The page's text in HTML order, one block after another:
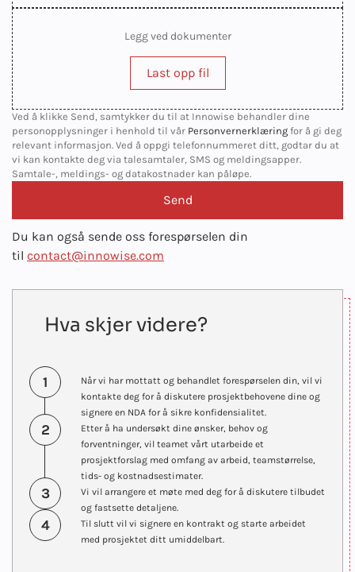
Legg ved dokumenter
Last opp fil
Ved å klikke Send, samtykker du til at Innowise behandler dine
personopplysninger i henhold til vår Personvernerklæring for å gi deg
relevant informasjon. Ved å oppgi telefonnummeret ditt, godtar du at
vi kan kontakte deg via talesamtaler, SMS og meldingsapper.
Samtale-, meldings- og datakostnader kan påløpe.
Du kan også sende oss forespørselen din
til contact@innowise.com
Hva skjer videre?
1
Når vi har mottatt og behandlet forespørselen din, vil vi
kontakte deg for å diskutere prosjektbehovene dine og
signere en NDA for å sikre konfidensialitet.
2
Etter å ha undersøkt dine ønsker, behov og
forventninger, vil teamet vårt utarbeide et
prosjektforslag med omfang av arbeid, teamstørrelse,
tids- og kostnadsestimater.
3
Vi vil arrangere et møte med deg for å diskutere tilbudet
og fastsette detaljene.
4
Til slutt vil vi signere en kontrakt og starte arbeidet
med prosjektet ditt umiddelbart.